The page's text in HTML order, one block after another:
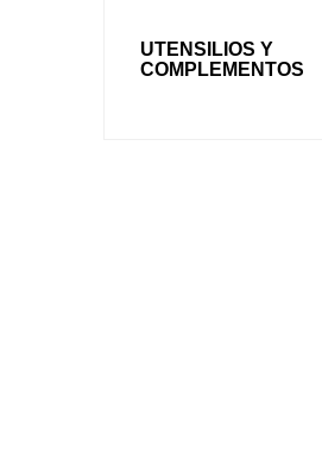
UTENSILIOS Y
COMPLEMENTOS